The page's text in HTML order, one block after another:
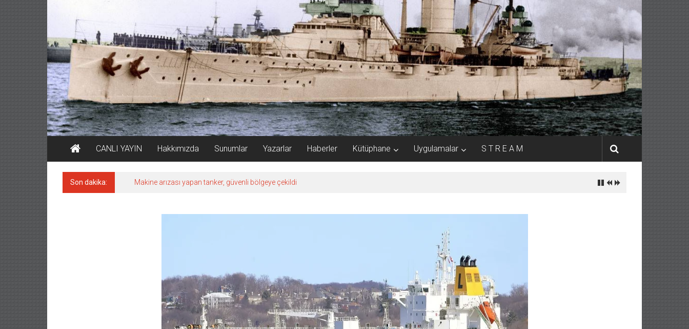
CANLI YAYIN Hakkımızda Sunumlar Yazarlar Haberler Kütüphane Uygulamalar S T R E A M
Son dakika: Makine arızası yapan tanker, güvenli bölgeye çekildi